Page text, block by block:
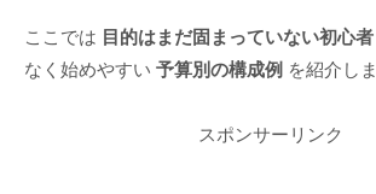
ここでは 目的はまだ固まっていない初心者
なく始めやすい 予算別の構成例 を紹介しま
スポンサーリンク